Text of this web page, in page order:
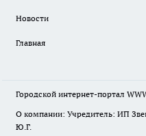
Новости
Главная
Городской интернет-портал
О компании: Учредитель: ИП
Ю.Г.